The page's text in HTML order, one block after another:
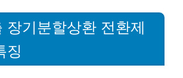
장기분할상환 전환제
징